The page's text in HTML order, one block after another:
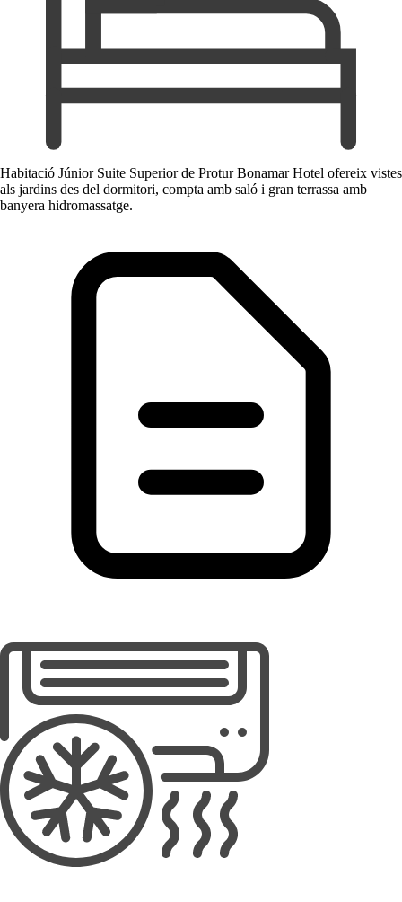
Habitació Júnior Suite Superior de Protur Bonamar Hotel ofereix vistes
als jardins des del dormitori, compta amb saló i gran terrassa amb
banyera hidromassatge.